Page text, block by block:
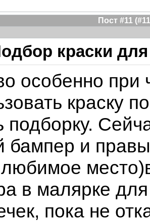
Пост #11
краски
особенно при
краску
подборку.
бампер и
в малярке
пока не